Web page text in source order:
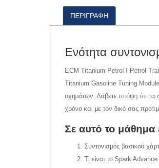
ΠΕΡΙΓΡΑΦΉ
Ενότητα
ECM Titanium Petrol I Petrol
Titanium Gasoline Tuning Module
οχημάτων. Λάβετε υπόψη ότι τα
χρόνο και με τον δικό σας
Σε αυτό το μάθημα
Συντονισμός βασικού
Τι είναι το Spark